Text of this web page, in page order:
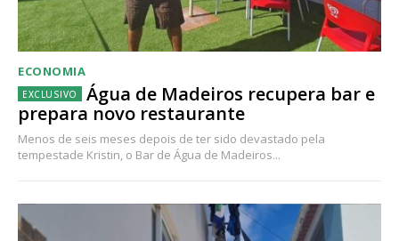
ECONOMIA
Água de Madeiros recupera bar e
prepara novo restaurante
Menos de seis meses depois de ter sido devastado pela
tempestade Kristin, o Bar de Água de Madeiros...